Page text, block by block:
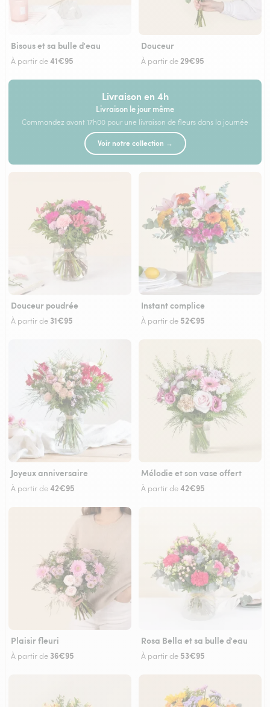
Bisous et sa bulle d'eau
À partir de41€95
Douceur
À partir de29€95
Livraison en 4h
Livraison le jour même
Commandez avant 17h00 pour une livraison de fleurs dans la journée
Voir notre collection →
Douceur poudrée
À partir de 31€95
Instant complice
À partir de 52€95
Joyeux anniversaire
À partir de42€95
Mélodie et son vase offert
À partir de42€95
Plaisir fleuri
À partir de 36€95
Rosa Bella et sa bulle d'eau
À partir de 53€95